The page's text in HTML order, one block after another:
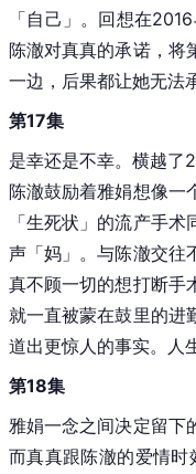
「自己」。回想在
陈澈对真真的承诺，将
一边，后果都让她无法
第17集
是幸还是不幸。横越了
陈澈鼓励着雅娟想像一
「生死状」的流产手
声「妈」。与陈澈交往
真不顾一切的想打断手
就一直被蒙在鼓里的进
道出更惊人的事实。人
第18集
雅娟一念之间决定留下
而真真跟陈澈的爱情